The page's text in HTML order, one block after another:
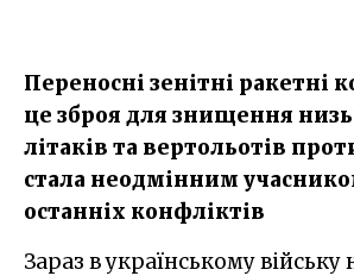
​Переносні зенітні ракетні
це зброя для знищення
літаків та вертольотів
стала неодмінним
останніх конфліктів
Зараз в українському війську на озброєнні